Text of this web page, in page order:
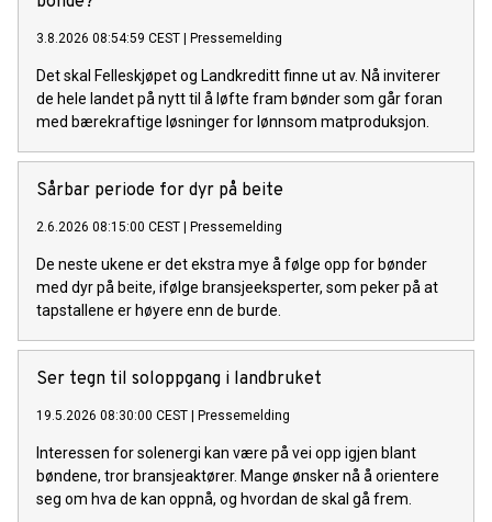
3.8.2026 08:54:59 CEST Pressemelding
Det skal Felleskjøpet og Landkreditt finne ut av. Nå inviterer
de hele landet på nytt til å løfte fram bønder som går foran
med bærekraftige løsninger for lønnsom matproduksjon.
Sårbar periode for dyr på beite
2.6.2026 08:15:00 CEST Pressemelding
De neste ukene er det ekstra mye å følge opp for bønder
med dyr på beite, ifølge bransjeeksperter, som peker på at
tapstallene er høyere enn de burde.
Ser tegn til soloppgang i landbruket
19.5.2026 08:30:00 CEST Pressemelding
Interessen for solenergi kan være på vei opp igjen blant
bøndene, tror bransjeaktører. Mange ønsker nå å orientere
seg om hva de kan oppnå, og hvordan de skal gå frem.